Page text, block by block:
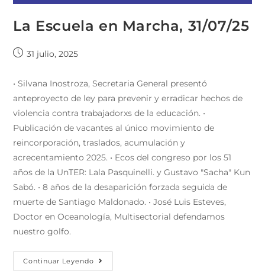
La Escuela en Marcha, 31/07/25
31 julio, 2025
• Silvana Inostroza, Secretaria General presentó
anteproyecto de ley para prevenir y erradicar hechos de
violencia contra trabajadorxs de la educación. •
Publicación de vacantes al único movimiento de
reincorporación, traslados, acumulación y
acrecentamiento 2025. • Ecos del congreso por los 51
años de la UnTER: Lala Pasquinelli. y Gustavo "Sacha" Kun
Sabó. • 8 años de la desaparición forzada seguida de
muerte de Santiago Maldonado. • José Luis Esteves,
Doctor en Oceanología, Multisectorial defendamos
nuestro golfo.
Continuar Leyendo